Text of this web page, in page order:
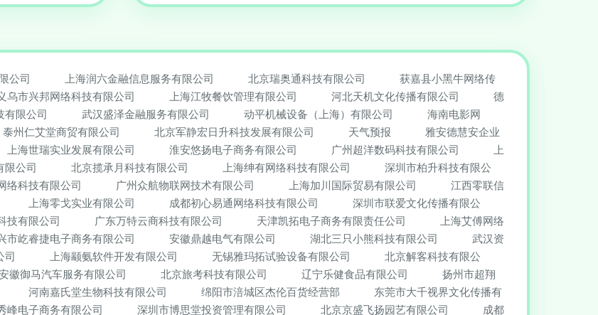
公司 上海润六金融信息服务有限公司 北京瑞奥通科技有限公司
获嘉县小黑牛网络传
乌市兴邦网络科技有限公司 上海江牧餐饮管理有限公司 河北天机文化传播有限公司
德
有限公司 武汉盛泽金融服务有限公司 动平机械设备（上海）有限公司
海南电影网
泰州仁艾堂商贸有限公司 北京军静宏日升科技发展有限公司 天气预报
雅安德慧安企业
上海世瑞实业发展有限公司 淮安悠扬电子商务有限公司 广州超洋数码科技有限公司
上
限公司 北京揽承月科技有限公司 上海绅有网络科技有限公司
深圳市柏升科技有限公
络科技有限公司 广州众航物联网技术有限公司 上海加川国际贸易有限公司
江西零联信
上海零戈实业有限公司 成都初心易通网络科技有限公司
深圳市联爱文化传播有限公
技有限公司 广东万特云商科技有限公司 天津凯拓电子商务有限责任公司
上海艾傅网络
市屹睿捷电子商务有限公司 安徽鼎越电气有限公司 湖北三只小熊科技有限公司
武汉资
司 上海颛氨软件开发有限公司 无锡雅玛拓试验设备有限公司
北京解客科技有限公
徽御马汽车服务有限公司 北京旅考科技有限公司 辽宁乐健食品有限公司
扬州市超翔
河南嘉氏堂生物科技有限公司 绵阳市涪城区杰伦百货经营部
东莞市大千视界文化传播有
峰电子商务有限公司 深圳市博思堂投资管理有限公司 北京京盛飞扬园艺有限公司 成都